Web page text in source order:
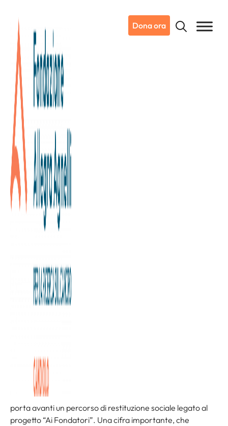
Dona ora
25/05/2026
Dicono di noi
Grande successo per la prima
edizione di “Dai Fondatori per
la Ricerca”
chiusa con un risultato che va oltre ogni aspettativa: una
serata intensa, partecipata, capace di trasformare un
gesto conviviale in un atto collettivo di responsabilità. Nella
cornice suggestiva della cantina Sarotto, ai piedi della
Il successo è stato tangibile, concreto:
raccolti, frutto della generosità degli ospiti, dell’asta
benefica e dell’impegno della famiglia Sarotto, che da anni
porta avanti un percorso di restituzione sociale legato al
progetto “Ai Fondatori”. Una cifra importante, che